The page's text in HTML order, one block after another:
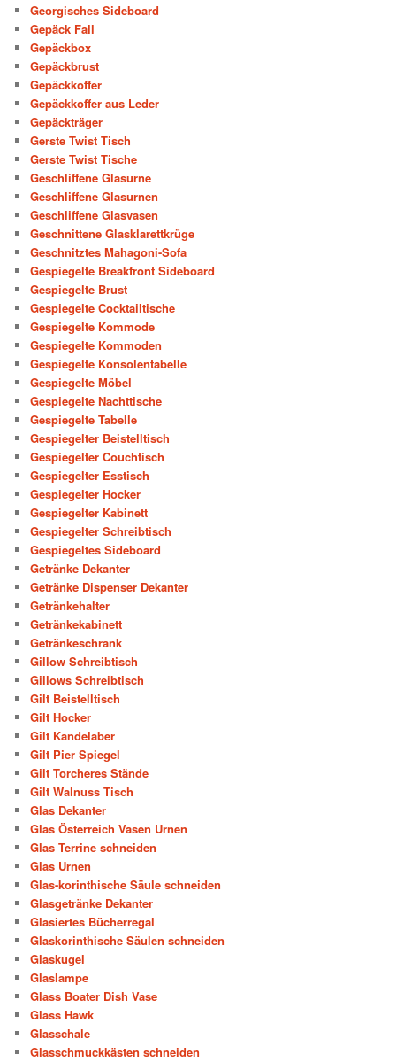
Georgisches Sideboard
Gepäck Fall
Gepäckbox
Gepäckbrust
Gepäckkoffer
Gepäckkoffer aus Leder
Gepäckträger
Gerste Twist Tisch
Gerste Twist Tische
Geschliffene Glasurne
Geschliffene Glasurnen
Geschliffene Glasvasen
Geschnittene Glasklarettkrüge
Geschnitztes Mahagoni-Sofa
Gespiegelte Breakfront Sideboard
Gespiegelte Brust
Gespiegelte Cocktailtische
Gespiegelte Kommode
Gespiegelte Kommoden
Gespiegelte Konsolentabelle
Gespiegelte Möbel
Gespiegelte Nachttische
Gespiegelte Tabelle
Gespiegelter Beistelltisch
Gespiegelter Couchtisch
Gespiegelter Esstisch
Gespiegelter Hocker
Gespiegelter Kabinett
Gespiegelter Schreibtisch
Gespiegeltes Sideboard
Getränke Dekanter
Getränke Dispenser Dekanter
Getränkehalter
Getränkekabinett
Getränkeschrank
Gillow Schreibtisch
Gillows Schreibtisch
Gilt Beistelltisch
Gilt Hocker
Gilt Kandelaber
Gilt Pier Spiegel
Gilt Torcheres Stände
Gilt Walnuss Tisch
Glas Dekanter
Glas Österreich Vasen Urnen
Glas Terrine schneiden
Glas Urnen
Glas-korinthische Säule schneiden
Glasgetränke Dekanter
Glasiertes Bücherregal
Glaskorinthische Säulen schneiden
Glaskugel
Glaslampe
Glass Boater Dish Vase
Glass Hawk
Glasschale
Glasschmuckkästen schneiden